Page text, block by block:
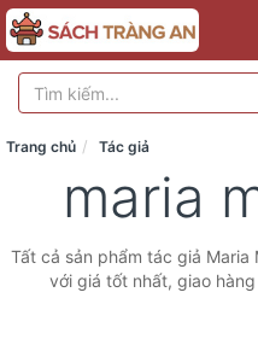
Trang chủ Tác giả
maria
Tất cả sản phẩm tác giả Maria
với giá tốt nhất, giao